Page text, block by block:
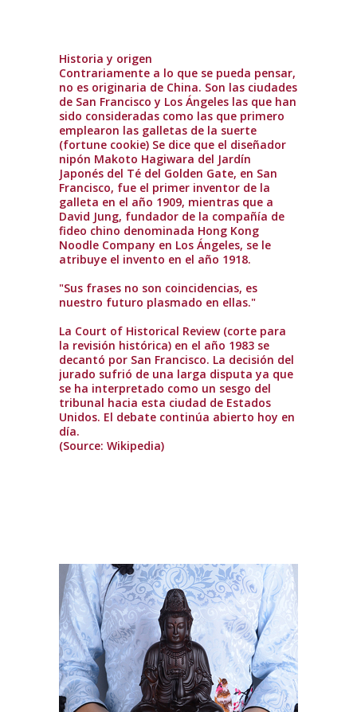
Historia y origen
Contrariamente a lo que se pueda pensar,
no es originaria de China. Son las ciudades
de San Francisco y Los Ángeles las que han
sido consideradas como las que primero
emplearon las galletas de la suerte
(fortune cookie) Se dice que el diseñador
nipón Makoto Hagiwara del Jardín
Japonés del Té del Golden Gate, en San
Francisco, fue el primer inventor de la
galleta en el año 1909,​ mientras que a
David Jung, fundador de la compañía de
fideo chino denominada Hong Kong
Noodle Company en Los Ángeles, se le
atribuye el invento en el año 1918.
"Sus frases no son coincidencias, es
nuestro futuro plasmado en ellas."
La Court of Historical Review (corte para
la revisión histórica) en el año 1983 se
decantó por San Francisco. La decisión del
jurado sufrió de una larga disputa ya que
se ha interpretado como un sesgo del
tribunal hacia esta ciudad de Estados
Unidos. El debate continúa abierto hoy en
día.
(Source: Wikipedia)